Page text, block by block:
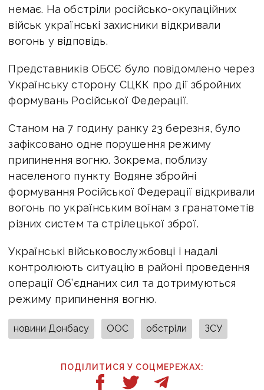
немає. На обстріли російсько-окупаційних
військ українські захисники відкривали
вогонь у відповідь.
Представників ОБСЄ було повідомлено через
Українську сторону СЦКК про дії збройних
формувань Російської Федерації.
Станом на 7 годину ранку 23 березня, було
зафіксовано одне порушення режиму
припинення вогню. Зокрема, поблизу
населеного пункту Водяне збройні
формування Російської Федерації відкривали
вогонь по українським воїнам з гранатометів
різних систем та стрілецької зброї.
Українські військовослужбовці і надалі
контролюють ситуацію в районі проведення
операції Об’єднаних сил та дотримуються
режиму припинення вогню.
новини Донбасу ООС обстріли ЗСУ
ПОДІЛИТИСЯ У СОЦМЕРЕЖАХ: